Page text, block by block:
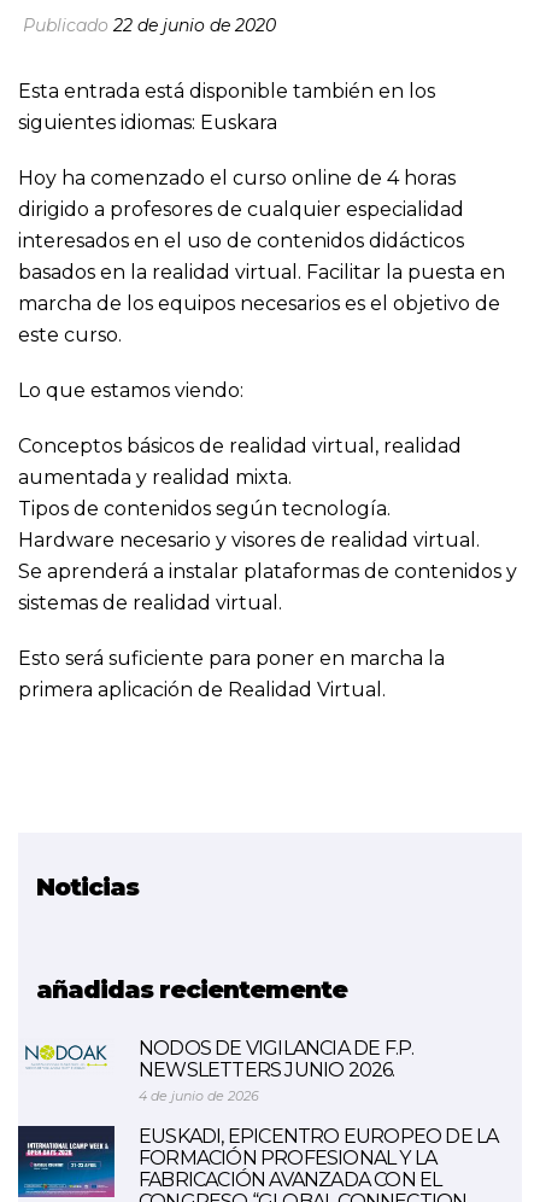
Publicado22 de junio de 2020
Esta entrada está disponible también en los
siguientes idiomas: Euskara
Hoy ha comenzado el curso online de 4 horas
dirigido a profesores de cualquier especialidad
interesados en el uso de contenidos didácticos
basados en la realidad virtual. Facilitar la puesta en
marcha de los equipos necesarios es el objetivo de
este curso.
Lo que estamos viendo:
Conceptos básicos de realidad virtual, realidad
aumentada y realidad mixta.
Tipos de contenidos según tecnología.
Hardware necesario y visores de realidad virtual.
Se aprenderá a instalar plataformas de contenidos y
sistemas de realidad virtual.
Esto será suficiente para poner en marcha la
primera aplicación de Realidad Virtual.
Noticias
añadidas recientemente
NODOS DE VIGILANCIA DE F.P.
NEWSLETTERS JUNIO 2026.
4 de junio de 2026
EUSKADI, EPICENTRO EUROPEO DE LA
FORMACIÓN PROFESIONAL Y LA
FABRICACIÓN AVANZADA CON EL